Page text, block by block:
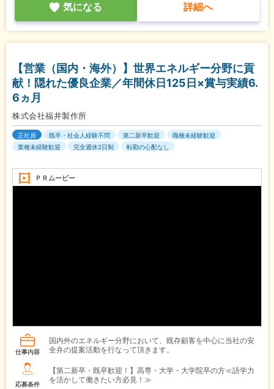
気になる 詳細へ
【営業（国内・海外）】世界エネルギー分野に貢
献！隠れた優良企業／年間休日125日×賞与実績6.
6ヵ月
株式会社福井製作所
正社員 既卒・社会人経験不問 第二新卒歓迎
職種未経験歓迎
業種未経験歓迎
完全週休2日制 転勤の心配なし
ＰＲムービー
仕事内容
国内外のエネルギー分野において、既存顧客を中心に当社の安
全弁の提案活動を行なって頂きます。
応募条件
【第二新卒・既卒歓迎！】高専・大学・大学院卒の方≪語学力
を活かして働きたい方必見！≫